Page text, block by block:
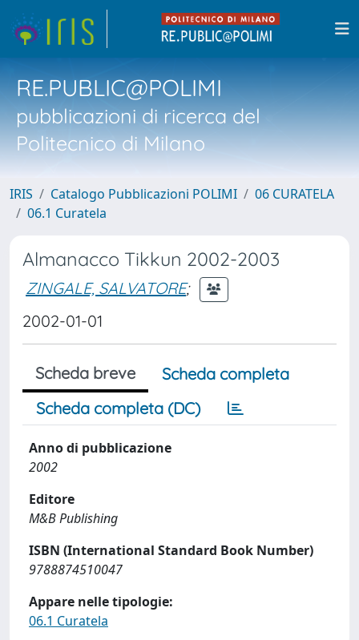
RE.PUBLIC@POLIMI
pubblicazioni di ricerca del
Politecnico di Milano
IRIS Catalogo Pubblicazioni POLIMI
06 CURATELA
06.1 Curatela
Almanacco Tikkun 2002-2003
ZINGALE, SALVATORE;
2002-01-01
Scheda breve
Scheda completa
Scheda completa (DC)
Anno di pubblicazione
2002
Editore
M&B Publishing
ISBN (International Standard Book Number)
9788874510047
Appare nelle tipologie:
06.1 Curatela